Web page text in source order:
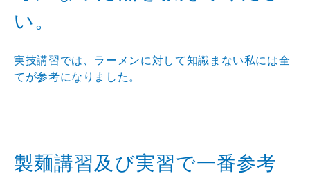
い。
実技講習では、ラーメンに対して知識まない私には全
てが参考になりました。
製麺講習及び実習で一番参考